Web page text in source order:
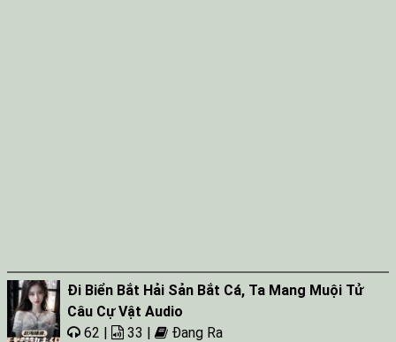
Đi Biển Bắt Hải Sản Bắt Cá, Ta Mang Muội Tử
Câu Cự Vật Audio
62 |
33 |
Đang Ra